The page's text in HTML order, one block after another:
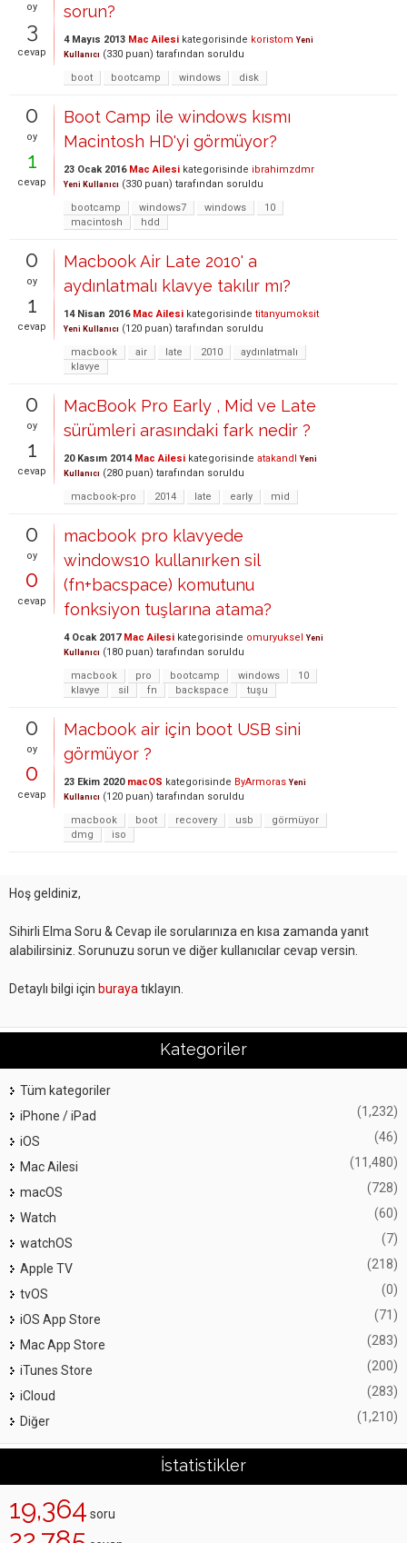
oy
3
cevap
sorun?
4 Mayıs 2013 Mac Ailesi kategorisinde koristom Yeni
Kullanıcı (330 puan) tarafından soruldu
boot
bootcamp windows disk
0
oy
1
cevap
Boot Camp ile windows kısmı
Macintosh HD'yi görmüyor?
23 Ocak 2016 Mac Ailesi kategorisinde ibrahimzdmr
Yeni Kullanıcı (330 puan) tarafından soruldu
bootcamp
windows7 windows
10
macintosh
hdd
0
oy
1
cevap
Macbook Air Late 2010' a
aydınlatmalı klavye takılır mı?
14 Nisan 2016 Mac Ailesi kategorisinde titanyumoksit
Yeni Kullanıcı (120 puan) tarafından soruldu
macbook
air late 2010
aydınlatmalı
klavye
0
oy
1
cevap
MacBook Pro Early , Mid ve Late
sürümleri arasındaki fark nedir ?
20 Kasım 2014 Mac Ailesi kategorisinde atakandl Yeni
Kullanıcı (280 puan) tarafından soruldu
macbook-pro
2014 late early mid
0
oy
0
cevap
macbook pro klavyede
windows10 kullanırken sil
(fn+bacspace) komutunu
fonksiyon tuşlarına atama?
4 Ocak 2017 Mac Ailesi kategorisinde omuryuksel Yeni
Kullanıcı (180 puan) tarafından soruldu
macbook
pro bootcamp windows
10
klavye
sil fn backspace tuşu
0
oy
0
cevap
Macbook air için boot USB sini
görmüyor ?
23 Ekim 2020 macOS kategorisinde ByArmoras Yeni
Kullanıcı (120 puan) tarafından soruldu
macbook
boot recovery usb
görmüyor
dmg
iso
Hoş geldiniz,
Sihirli Elma Soru & Cevap ile sorularınıza en kısa zamanda yanıt
alabilirsiniz. Sorunuzu sorun ve diğer kullanıcılar cevap versin.
Detaylı bilgi için buraya tıklayın.
Kategoriler
Tüm kategoriler
iPhone / iPad
(1,232)
iOS (46)
Mac Ailesi (11,480)
macOS (728)
Watch (60)
watchOS (7)
Apple TV (218)
tvOS (0)
iOS App Store (71)
Mac App Store (283)
iTunes Store (200)
iCloud (283)
Diğer (1,210)
İstatistikler
19,364 soru